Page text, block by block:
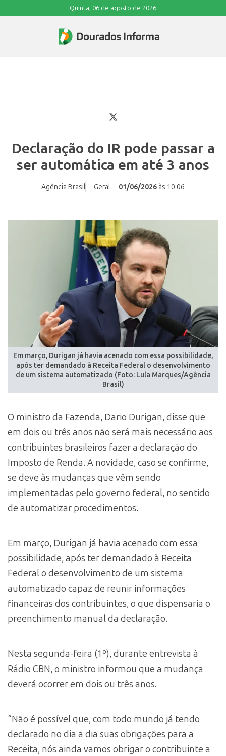
Quinta, 06 de agosto de 2026
Declaração do IR pode passar a
ser automática em até 3 anos
Agência Brasil Geral 01/06/2026 às 10:06
Em março, Durigan já havia acenado com essa possibilidade,
após ter demandado à Receita Federal o desenvolvimento
de um sistema automatizado (Foto: Lula Marques/Agência
Brasil)
O ministro da Fazenda, Dario Durigan, disse que
em dois ou três anos não será mais necessário aos
contribuintes brasileiros fazer a declaração do
Imposto de Renda. A novidade, caso se confirme,
se deve às mudanças que vêm sendo
implementadas pelo governo federal, no sentido
de automatizar procedimentos.
Em março, Durigan já havia acenado com essa
possibilidade, após ter demandado à Receita
Federal o desenvolvimento de um sistema
automatizado capaz de reunir informações
financeiras dos contribuintes, o que dispensaria o
preenchimento manual da declaração.
Nesta segunda-feira (1º), durante entrevista à
Rádio CBN, o ministro informou que a mudança
deverá ocorrer em dois ou três anos.
“Não é possível que, com todo mundo já tendo
declarado no dia a dia suas obrigações para a
Receita, nós ainda vamos obrigar o contribuinte a